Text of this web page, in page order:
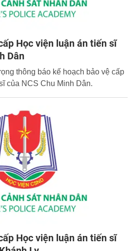
Học viện luận án tiến sĩ
Dân
thông báo kế hoạch bảo vệ cấp
của NCS Chu Minh Dân.
Học viện luận án tiến sĩ